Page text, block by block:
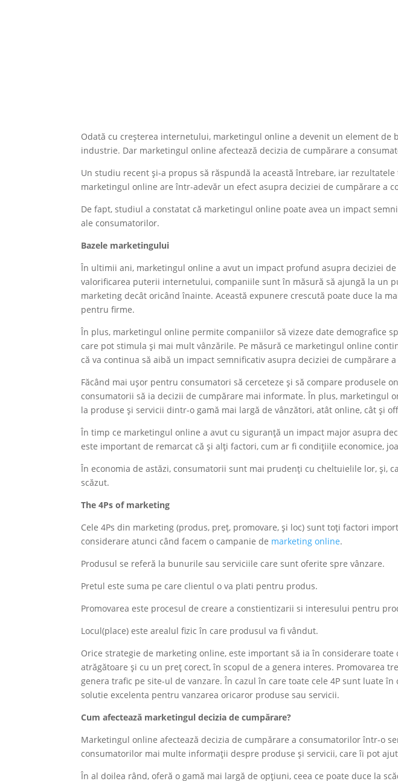
Odată cu creșterea internetului, marketingul online a devenit un element de
industrie. Dar marketingul online afectează decizia de cumpărare a
Un studiu recent și-a propus să răspundă la această întrebare, iar
marketingul online are într-adevăr un efect asupra deciziei de cumpărare a
De fapt, studiul a constatat că marketingul online poate avea un impact
ale consumatorilor.
Bazele marketingului
În ultimii ani, marketingul online a avut un impact profund asupra deciziei
valorificarea puterii internetului, companiile sunt în măsură să ajungă la un
marketing decât oricând înainte. Această expunere crescută poate duce la
pentru firme.
În plus, marketingul online permite companiilor să vizeze date demografice
care pot stimula și mai mult vânzările. Pe măsură ce marketingul online
că va continua să aibă un impact semnificativ asupra deciziei de cumpărare
Făcând mai ușor pentru consumatori să cerceteze și să compare produsele
consumatorii să ia decizii de cumpărare mai informate. În plus, marketingul
la produse și servicii dintr-o gamă mai largă de vânzători, atât online, cât și
În timp ce marketingul online a avut cu siguranță un impact major asupra
este important de remarcat că și alți factori, cum ar fi condițiile economice,
În economia de astăzi, consumatorii sunt mai prudenți cu cheltuielile lor, și,
scăzut.
The 4Ps of marketing
Cele 4Ps din marketing (produs, preț, promovare, și loc) sunt toți factori
considerare atunci când facem o campanie de marketing online.
Produsul se referă la bunurile sau serviciile care sunt oferite spre vânzare.
Pretul este suma pe care clientul o va plati pentru produs.
Promovarea este procesul de creare a constientizarii si interesului pentru
Locul(place) este arealul fizic în care produsul va fi vândut.
Orice strategie de marketing online, este important să ia în considerare toate
atrăgătoare și cu un preț corect, în scopul de a genera interes. Promovarea
genera trafic pe site-ul de vanzare. În cazul în care toate cele 4P sunt luate
solutie excelenta pentru vanzarea oricaror produse sau servicii.
Cum afectează marketingul decizia de cumpărare?
Marketingul online afectează decizia de cumpărare a consumatorilor într-o
consumatorilor mai multe informații despre produse și servicii, care îi pot
În al doilea rând, oferă o gamă mai largă de opțiuni, ceea ce poate duce la